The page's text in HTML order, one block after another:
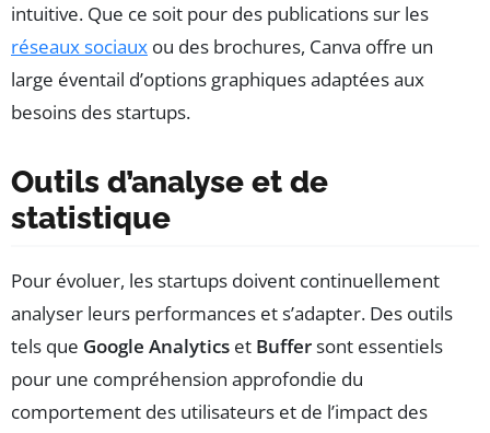
intuitive. Que ce soit pour des publications sur les
réseaux sociaux ou des brochures, Canva offre un
large éventail d’options graphiques adaptées aux
besoins des startups.
Outils d’analyse et de
statistique
Pour évoluer, les startups doivent continuellement
analyser leurs performances et s’adapter. Des outils
tels que Google Analytics et Buffersont essentiels
pour une compréhension approfondie du
comportement des utilisateurs et de l’impact des